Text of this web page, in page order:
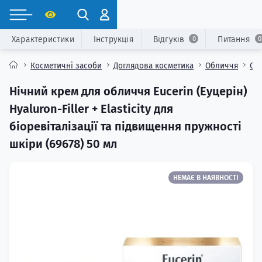
Косметичні засоби Доглядова косметика Обличчя
Нічний крем для обличчя Eucerin (Еуцерін)
Hyaluron-Filler + Elasticity для
біоревіталізації та підвищення пружності
шкіри (69678) 50 мл
Характеристики Інструкція Відгуків 0 Питання 0
НЕМАЄ В НАЯВНОСТІ